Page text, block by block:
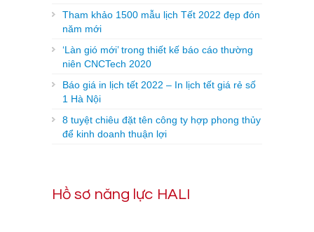
Tham khảo 1500 mẫu lịch Tết 2022 đẹp đón
năm mới
‘Làn gió mới’ trong thiết kế báo cáo thường
niên CNCTech 2020
Báo giá in lịch tết 2022 – In lịch tết giá rẻ số
1 Hà Nội
8 tuyệt chiêu đặt tên công ty hợp phong thủy
để kinh doanh thuận lợi
Hồ sơ năng lực HALI